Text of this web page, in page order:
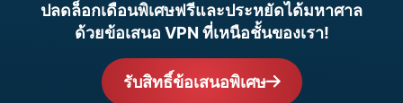
ปลดล็อกเดือนพิเศษฟรีและประหยัดได้มหาศาล
ด้วยข้อเสนอ VPN ที่เหนือชั้นของเรา!
รับสิทธิ์ข้อเสนอพิเศษ